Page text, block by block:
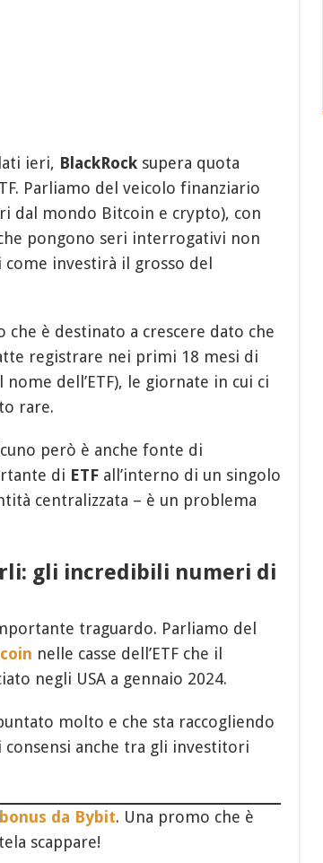
ieri, BlackRocksupera quota
Parliamo del veicolo finanziario
dal mondo Bitcoin e crypto), con
pongono seri interrogativi non
investirà il grosso del
è destinato a crescere dato che
registrare nei primi 18 mesi di
dell’ETF), le giornate in cui ci
rare.
però è anche fonte di
di ETFall’interno di un singolo
centralizzata – è un problema
gli incredibili numeri di
traguardo. Parliamo del
nelle casse dell’ETF che il
negli USA a gennaio 2024.
molto e che sta raccogliendo
anche tra gli investitori
da Bybit. Una promo che è
scappare!